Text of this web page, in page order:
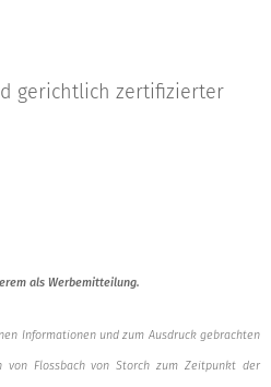
gerichtlich zertifizierter
als Werbemitteilung.
Informationen und zum Ausdruck gebrachten
von Flossbach von Storch zum Zeitpunkt der